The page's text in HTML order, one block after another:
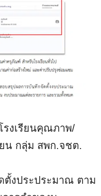
รงเรียนคุณภาพ/
ยน กลุ่ม สพก.จชต.
ตั้งประประมาณ ตาม